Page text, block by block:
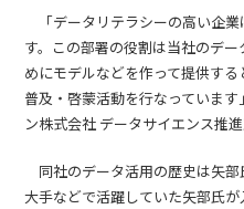
「データリテラシーの高い企業
す。この部署の役割は当社のデ
めにモデルなどを作って提供す
普及・啓蒙活動を行なっていま
ン株式会社 データサイエンス推
同社のデータ活用の歴史は矢部
大手などで活躍していた矢部氏が